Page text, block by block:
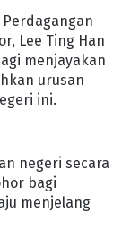
Perdagangan
Lee Ting Han
menjayakan
urusan
ini.
negeri secara
bagi
menjelang